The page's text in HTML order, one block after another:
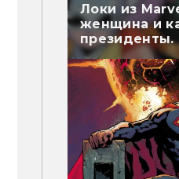
Локи из
женщина и
президенты.
обмана в